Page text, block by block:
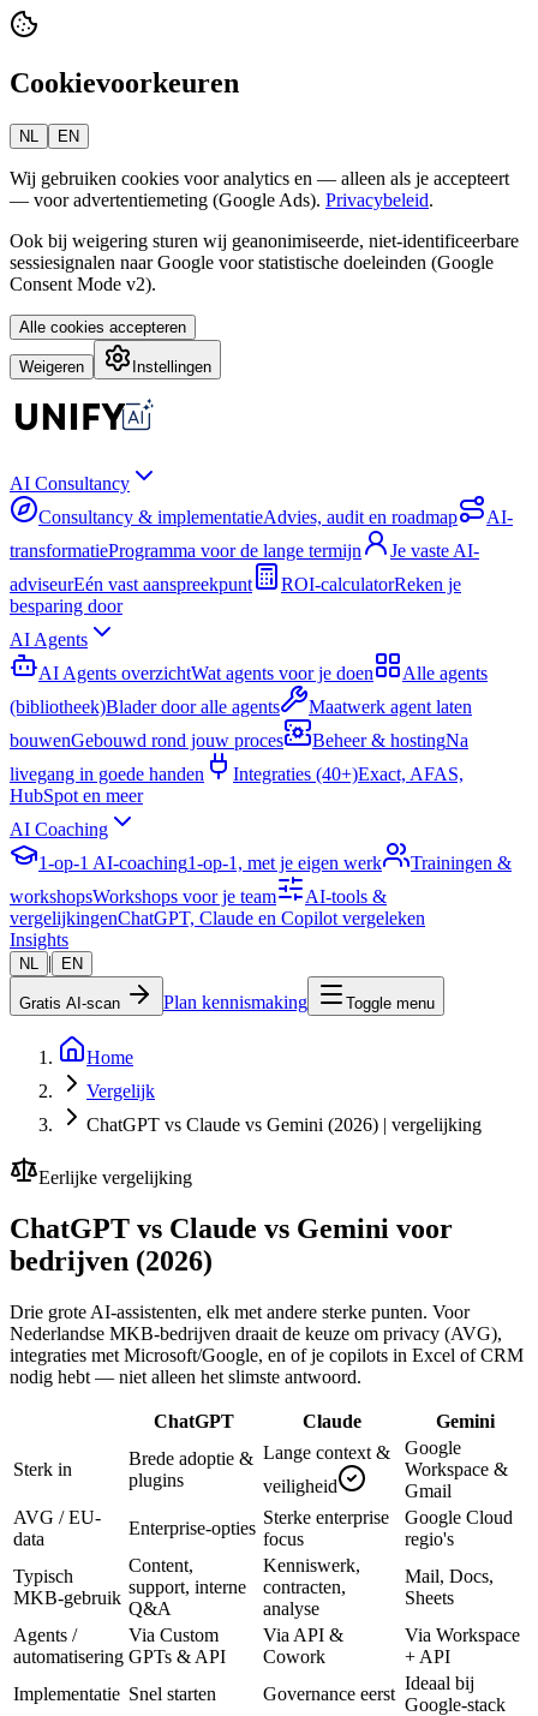
Cookievoorkeuren
NL EN
Wij gebruiken cookies voor analytics en — alleen als je accepteert
— voor advertentiemeting (Google Ads). Privacybeleid.
Ook bij weigering sturen wij geanonimiseerde, niet-identificeerbare
sessiesignalen naar Google voor statistische doeleinden (Google
Consent Mode v2).
Alle cookies accepteren
Weigeren Instellingen
AI Consultancy
Consultancy & implementatieAdvies, audit en roadmap
AI-
transformatieProgramma voor de lange termijn
Je vaste AI-
adviseurEén vast aanspreekpunt ROI-calculatorReken je
besparing door
AI Agents
AI Agents overzichtWat agents voor je doen
Alle agents
(bibliotheek)Blader door alle agents
Maatwerk agent laten
bouwenGebouwd rond jouw proces Beheer & hostingNa
livegang in goede handen
Integraties (40+)Exact, AFAS,
HubSpot en meer
AI Coaching
1-op-1 AI-coaching1-op-1, met je eigen werk
Trainingen &
workshopsWorkshops voor je team
AI-tools &
vergelijkingenChatGPT, Claude en Copilot vergeleken
Insights
NL | EN
Gratis AI-scan Plan kennismaking Toggle menu
Home
Vergelijk
ChatGPT vs Claude vs Gemini (2026) | vergelijking
Eerlijke vergelijking
ChatGPT vs Claude vs Gemini voor
bedrijven (2026)
Drie grote AI-assistenten, elk met andere sterke punten. Voor
Nederlandse MKB-bedrijven draait de keuze om privacy (AVG),
integraties met Microsoft/Google, en of je copilots in Excel of CRM
nodig hebt — niet alleen het slimste antwoord.
ChatGPT Claude Gemini
Sterk in
Brede adoptie &
plugins
Lange context &
veiligheid
Google
Workspace &
Gmail
AVG / EU-
data
Enterprise-opties
Sterke enterprise
focus
Google Cloud
regio's
Typisch
MKB-gebruik
Content,
support, interne
Q&A
Kenniswerk,
contracten,
analyse
Mail, Docs,
Sheets
Agents /
automatisering
Via Custom
GPTs & API
Via API &
Cowork
Via Workspace
+ API
Implementatie Snel starten Governance eerst
Ideaal bij
Google-stack